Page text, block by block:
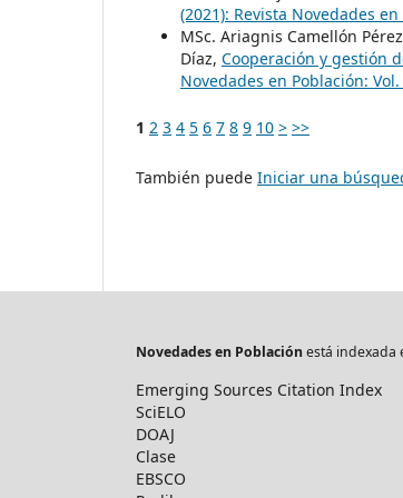
(2021): Revista Novedades
MSc. Ariagnis Camellón
Díaz, Cooperación y gestión
Novedades en Población:
1 2 3 4 5 6 7 8 9 10 > >>
También puede Iniciar una
Novedades en Poblaciónestá indexada
Emerging Sources Citation Index
SciELO
DOAJ
Clase
EBSCO